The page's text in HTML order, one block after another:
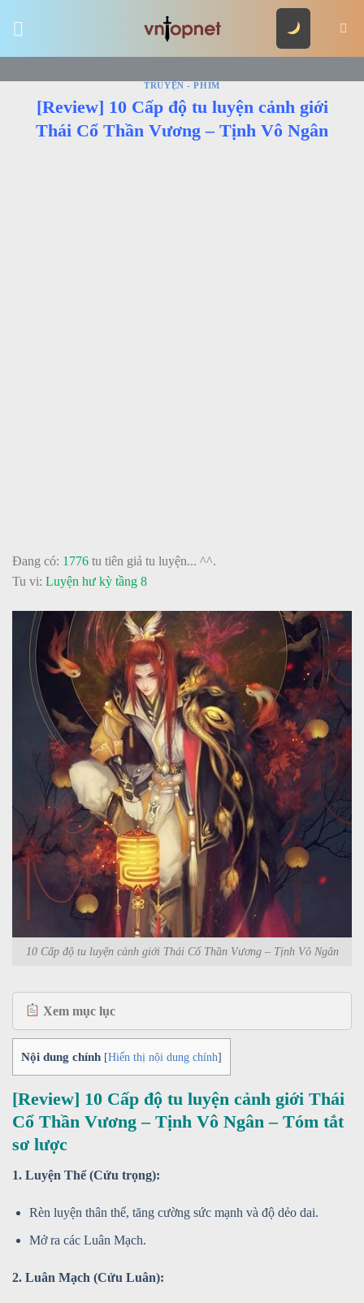
TRUYỆN - PHIM
[Review] 10 Cấp độ tu luyện cảnh giới
Thái Cổ Thần Vương – Tịnh Vô Ngân
Đang có: 1776 tu tiên giả tu luyện... ^^.
Tu vi: Luyện hư kỳ tầng 8
10 Cấp độ tu luyện cảnh giới Thái Cổ Thần Vương – Tịnh Vô Ngân
Xem mục lục
Nội dung chính [Hiển thị nội dung chính]
[Review] 10 Cấp độ tu luyện cảnh giới Thái
Cổ Thần Vương – Tịnh Vô Ngân – Tóm tắt
sơ lược
1. Luyện Thể (Cửu trọng):
Rèn luyện thân thể, tăng cường sức mạnh và độ dẻo dai.
Mở ra các Luân Mạch.
2. Luân Mạch (Cửu Luân):